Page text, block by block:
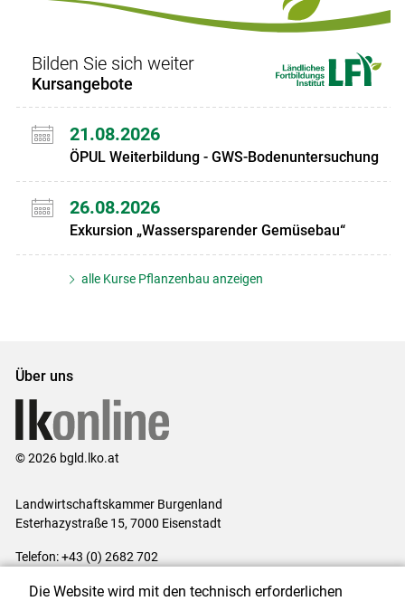
Bilden Sie sich weiter
Kursangebote
21.08.2026
ÖPUL Weiterbildung - GWS-Bodenuntersuchung
26.08.2026
Exkursion „Wassersparender Gemüsebau“
alle Kurse Pflanzenbau anzeigen
Über uns
© 2026 bgld.lko.at
Landwirtschaftskammer Burgenland
Esterhazystraße 15, 7000 Eisenstadt
Telefon: +43 (0) 2682 702
Die Website wird mit den technisch erforderlichen